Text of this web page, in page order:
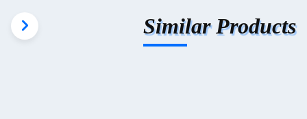
Similar Products